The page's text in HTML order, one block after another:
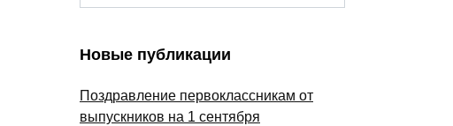
Новые публикации
Поздравление первоклассникам от
выпускников на 1 сентября